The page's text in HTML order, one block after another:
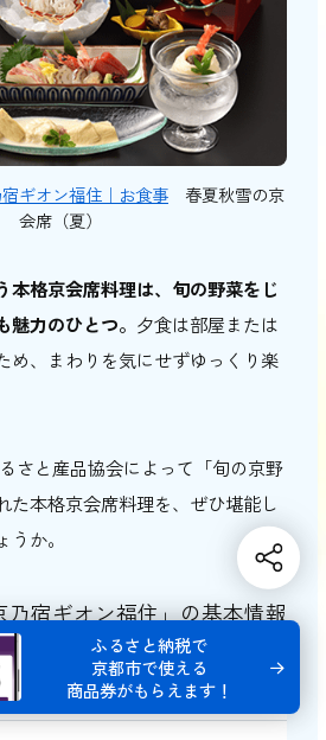
ギオン福住｜お食事 春夏秋雪の京
会席（夏）
本格京会席料理は、旬の野菜をじ
魅力のひとつ。 夕食は部屋または
め、まわりを気にせずゆっくり楽
さと産品協会によって「旬の京野
た本格京会席料理を、ぜひ堪能し
か。
宿ギオン福住」の基本情報
秋雪 京乃宿ギオン福住
ふるさと納税で
京都市で使える
商品券がもらえます！